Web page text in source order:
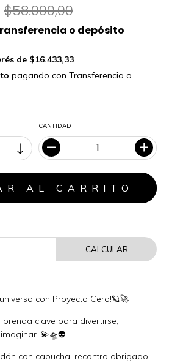
$58.000,00
o depósito
de $16.433,33
pagando con Transferencia o
CANTIDAD
CALCULAR
con Proyecto Cero!🪐🚀
prenda clave para divertirse,
💫🛸👽
con capucha, recontra abrigado.